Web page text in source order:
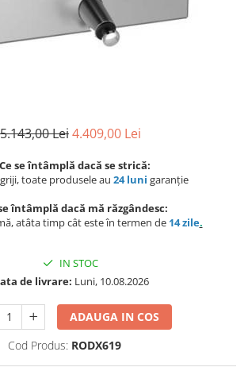
5.143,00 Lei4.409,00 Lei
se întâmplă dacă se strică:
toate produsele au 24 luni garanție
întâmplă dacă mă răzgândesc:
atâta timp cât este în termen de 14 zile.
IN STOC
de livrare: Luni, 10.08.2026
ADAUGA IN COS
Cod Produs: RODX619